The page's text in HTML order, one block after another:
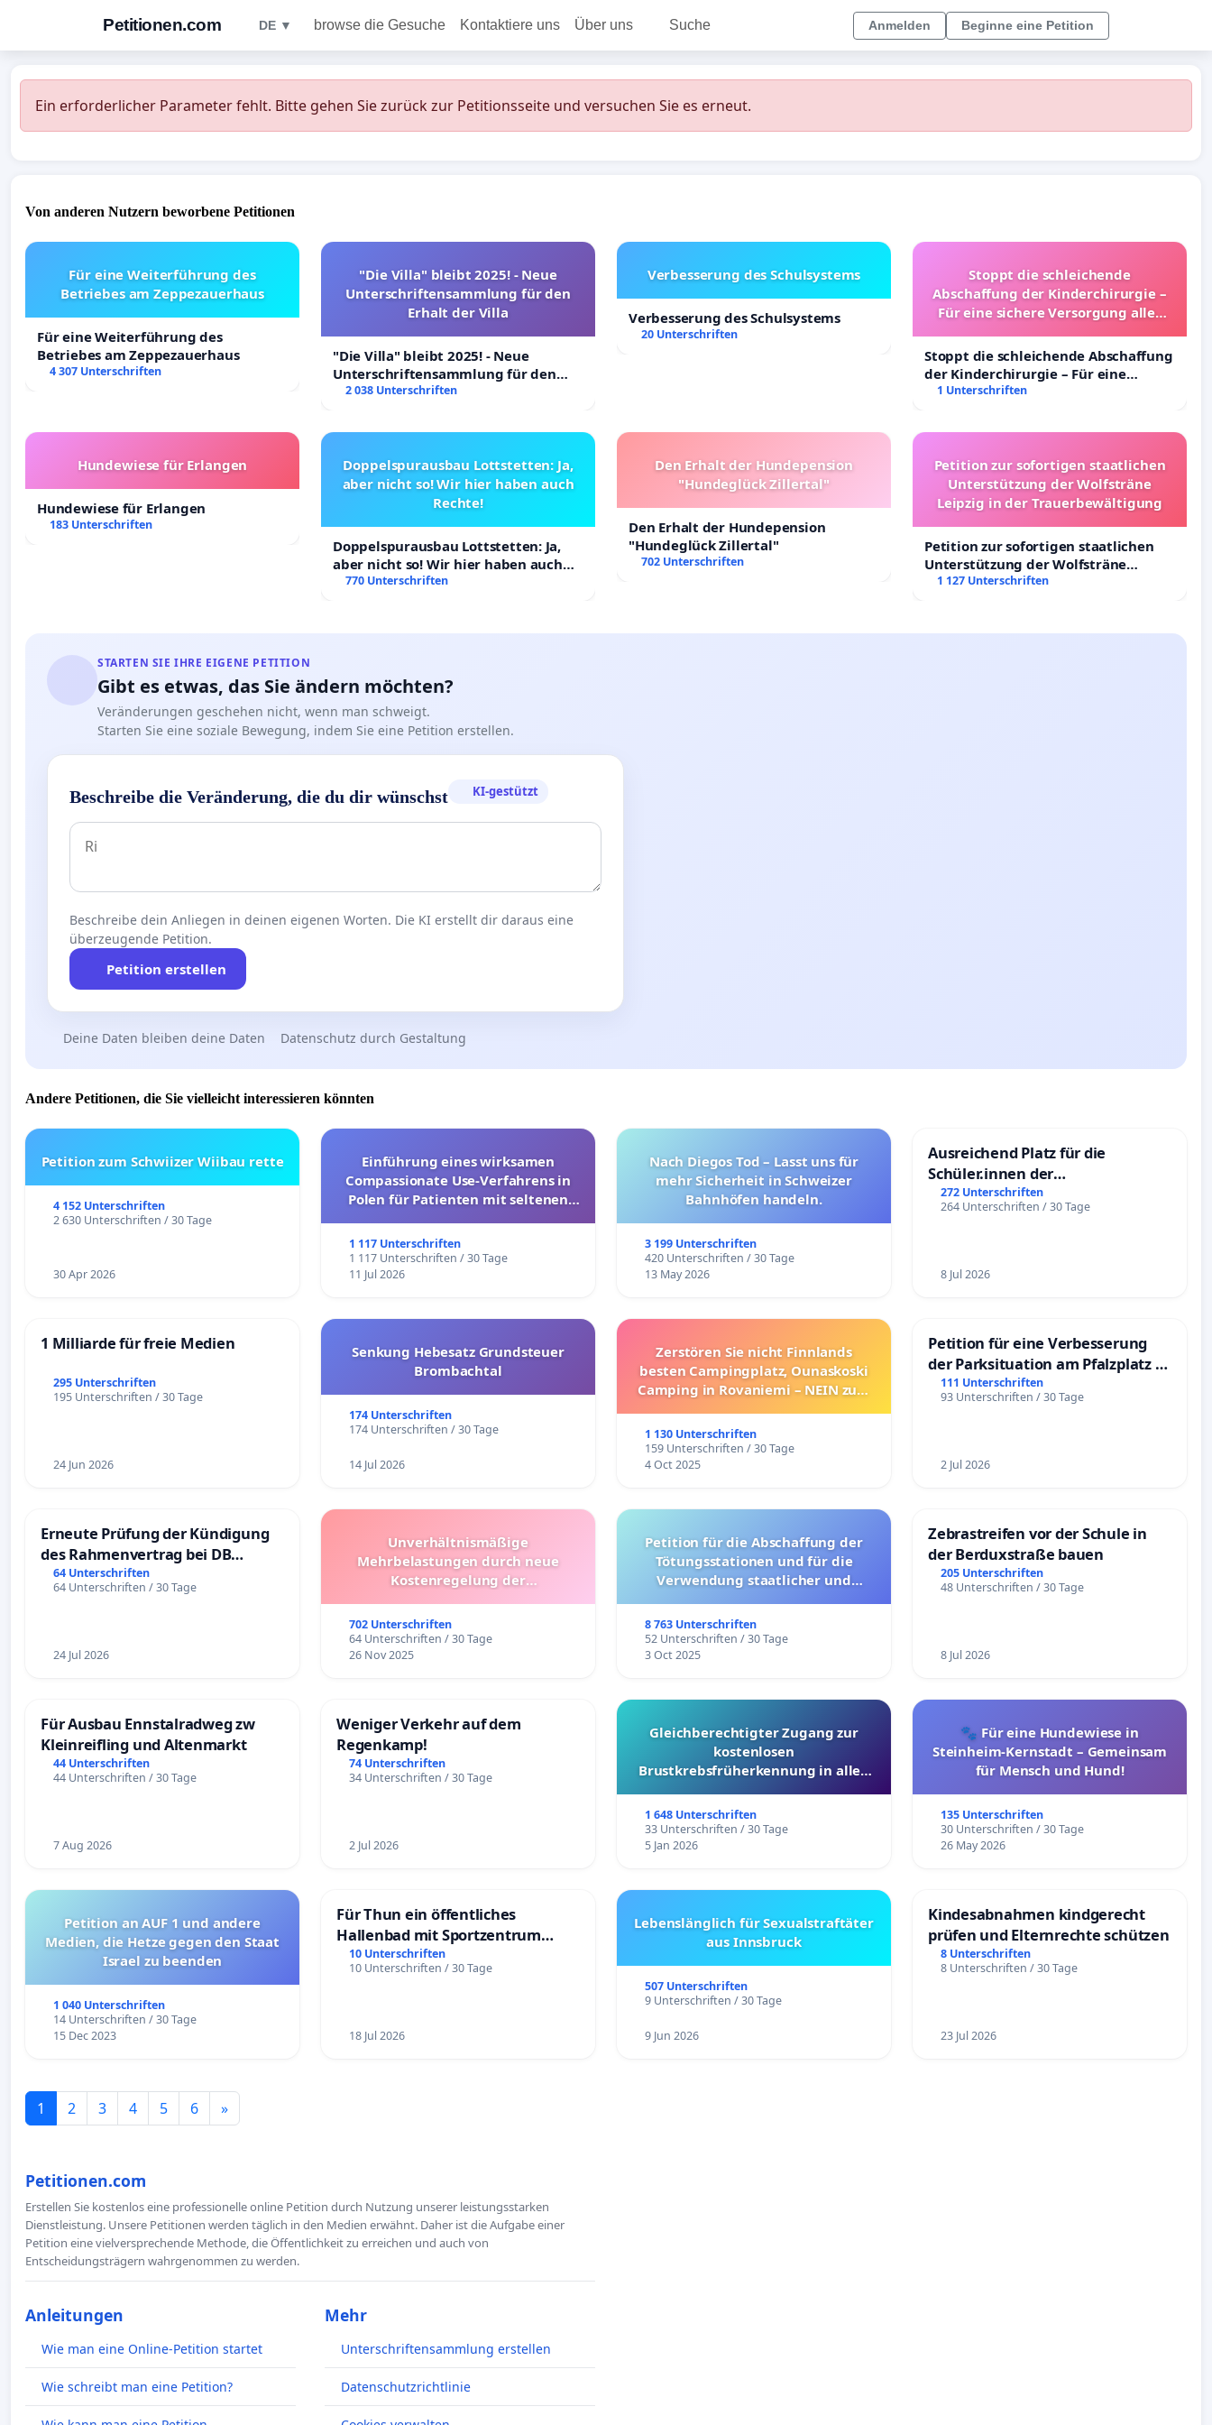
Petitionen.com DE ▼ browse die Gesuche Kontaktiere uns Über uns Suche Anmelden Beginne eine Petition
Ein erforderlicher Parameter fehlt. Bitte gehen Sie zurück zur Petitionsseite und versuchen Sie es erneut.
Von anderen Nutzern beworbene Petitionen
Für eine Weiterführung des
Betriebes am Zeppezauerhaus
Für eine Weiterführung des
Betriebes am Zeppezauerhaus
4 307 Unterschriften
"Die Villa" bleibt 2025! - Neue
Unterschriftensammlung für den
Erhalt der Villa
"Die Villa" bleibt 2025! - Neue
Unterschriftensammlung für den
Erhalt der Villa
2 038 Unterschriften
Verbesserung des Schulsystems
Verbesserung des Schulsystems
20 Unterschriften
Stoppt die schleichende
Abschaffung der Kinderchirurgie –
Für eine sichere Versorgung aller
Stoppt die schleichende Abschaffung
der Kinderchirurgie – Für eine
sichere Versorgung aller Kinder in
1 Unterschriften
Hundewiese für Erlangen
Hundewiese für Erlangen
183 Unterschriften
Doppelspurausbau Lottstetten: Ja,
aber nicht so! Wir hier haben auch
Rechte!
Doppelspurausbau Lottstetten: Ja,
aber nicht so! Wir hier haben auch
Rechte!
770 Unterschriften
Den Erhalt der Hundepension
"Hundeglück Zillertal"
Den Erhalt der Hundepension
"Hundeglück Zillertal"
702 Unterschriften
Petition zur sofortigen staatlichen
Unterstützung der Wolfsträne
Leipzig in der Trauerbewältigung
Petition zur sofortigen staatlichen
Unterstützung der Wolfsträne
Leipzig in der Trauerbewältigung
1 127 Unterschriften
STARTEN SIE IHRE EIGENE PETITION
Gibt es etwas, das Sie ändern möchten?
Veränderungen geschehen nicht, wenn man schweigt.
Starten Sie eine soziale Bewegung, indem Sie eine Petition erstellen.
Beschreibe die Veränderung, die du dir wünschst KI-gestützt
Beschreibe dein Anliegen in deinen eigenen Worten. Die KI erstellt dir daraus eine
überzeugende Petition.
Petition erstellen
Deine Daten bleiben deine Daten Datenschutz durch Gestaltung
Andere Petitionen, die Sie vielleicht interessieren könnten
Petition zum Schwiizer Wiibau rette
4 152 Unterschriften
2 630 Unterschriften / 30 Tage
30 Apr 2026
Einführung eines wirksamen
Compassionate Use-Verfahrens in
Polen für Patienten mit seltenen
1 117 Unterschriften
1 117 Unterschriften / 30 Tage
11 Jul 2026
Nach Diegos Tod – Lasst uns für
mehr Sicherheit in Schweizer
Bahnhöfen handeln.
3 199 Unterschriften
420 Unterschriften / 30 Tage
13 May 2026
Ausreichend Platz für die
Schüler.innen der
Schönbergschule
272 Unterschriften
264 Unterschriften / 30 Tage
8 Jul 2026
1 Milliarde für freie Medien
295 Unterschriften
195 Unterschriften / 30 Tage
24 Jun 2026
Senkung Hebesatz Grundsteuer
Brombachtal
174 Unterschriften
174 Unterschriften / 30 Tage
14 Jul 2026
Zerstören Sie nicht Finnlands
besten Campingplatz, Ounaskoski
Camping in Rovaniemi – NEIN zum
1 130 Unterschriften
159 Unterschriften / 30 Tage
4 Oct 2025
Petition für eine Verbesserung
der Parksituation am Pfalzplatz in
Mannheim
111 Unterschriften
93 Unterschriften / 30 Tage
2 Jul 2026
Erneute Prüfung der Kündigung
des Rahmenvertrag bei DB
Fahrwegdienste Gmbh
64 Unterschriften
64 Unterschriften / 30 Tage
24 Jul 2026
Unverhältnismäßige
Mehrbelastungen durch neue
Kostenregelung der
Überprüfung und Alternativen
702 Unterschriften
64 Unterschriften / 30 Tage
26 Nov 2025
Petition für die Abschaffung der
Tötungsstationen und für die
Verwendung staatlicher und
8 763 Unterschriften
52 Unterschriften / 30 Tage
3 Oct 2025
Zebrastreifen vor der Schule in
der Berduxstraße bauen
205 Unterschriften
48 Unterschriften / 30 Tage
8 Jul 2026
Für Ausbau Ennstalradweg zw
Kleinreifling und Altenmarkt
44 Unterschriften
44 Unterschriften / 30 Tage
7 Aug 2026
Weniger Verkehr auf dem
Regenkamp!
74 Unterschriften
34 Unterschriften / 30 Tage
2 Jul 2026
Gleichberechtigter Zugang zur
kostenlosen
Brustkrebsfrüherkennung in allen
1 648 Unterschriften
33 Unterschriften / 30 Tage
5 Jan 2026
🐾 Für eine Hundewiese in
Steinheim-Kernstadt – Gemeinsam
für Mensch und Hund!
135 Unterschriften
30 Unterschriften / 30 Tage
26 May 2026
Petition an AUF 1 und andere
Medien, die Hetze gegen den Staat
Israel zu beenden
1 040 Unterschriften
14 Unterschriften / 30 Tage
15 Dec 2023
Für Thun ein öffentliches
Hallenbad mit Sportzentrum
schaffen
10 Unterschriften
10 Unterschriften / 30 Tage
18 Jul 2026
Lebenslänglich für Sexualstraftäter
aus Innsbruck
507 Unterschriften
9 Unterschriften / 30 Tage
9 Jun 2026
Kindesabnahmen kindgerecht
prüfen und Elternrechte schützen
8 Unterschriften
8 Unterschriften / 30 Tage
23 Jul 2026
1 2 3 4 5 6 »
Petitionen.com
Erstellen Sie kostenlos eine professionelle online Petition durch Nutzung unserer leistungsstarken
Dienstleistung. Unsere Petitionen werden täglich in den Medien erwähnt. Daher ist die Aufgabe einer
Petition eine vielversprechende Methode, die Öffentlichkeit zu erreichen und auch von
Entscheidungsträgern wahrgenommen zu werden.
Anleitungen
Wie man eine Online-Petition startet
Wie schreibt man eine Petition?
Mehr
Unterschriftensammlung erstellen
Datenschutzrichtlinie